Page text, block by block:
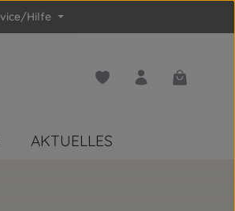
Hilfe
Du hast 0 Produkte auf
AKTUELLES